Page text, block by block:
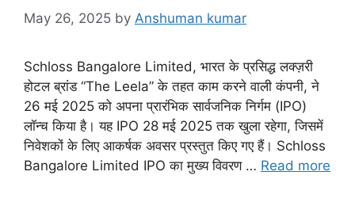
May 26, 2025 by Anshuman kumar
Schloss Bangalore Limited, भारत के प्रसिद्ध लक्ज़री
होटल ब्रांड “The Leela” के तहत काम करने वाली कंपनी, ने
26 मई 2025 को अपना प्रारंभिक सार्वजनिक निर्गम (IPO)
लॉन्च किया है। यह IPO 28 मई 2025 तक खुला रहेगा, जिसमें
निवेशकों के लिए आकर्षक अवसर प्रस्तुत किए गए हैं। Schloss
Bangalore Limited IPO का मुख्य विवरण … Read more